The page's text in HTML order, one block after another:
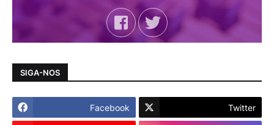
SIGA-NOS
Facebook Twitter